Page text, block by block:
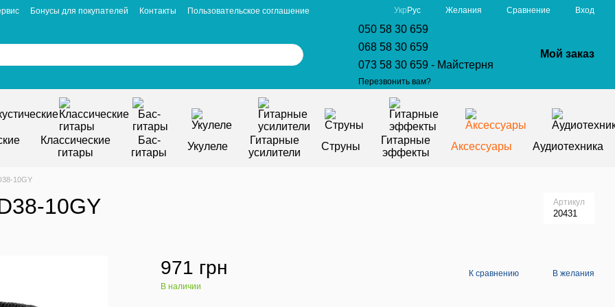
Бонусы для покупателей Контакты
Пользовательское соглашение
Укр Рус Желания Сравнение Вход
050 58 30 659
068 58 30 659
073 58 30 659 - Майстерня
Перезвонить вам?
Мой заказ
Классические
гитары
Бас-
гитары
Укулеле
Гитарные
усилители
Струны
Гитарные
эффекты
Аксессуары Аудиотехника
10GY
10GY Артикул
20431
971 грн
В наличии
К сравнению В желания